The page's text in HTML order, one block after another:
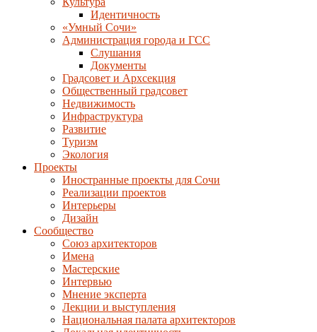
Идентичность
«Умный Сочи»
Администрация города и ГСС
Слушания
Документы
Градсовет и Архсекция
Общественный градсовет
Недвижимость
Инфраструктура
Развитие
Туризм
Экология
Проекты
Иностранные проекты для Сочи
Реализации проектов
Интерьеры
Дизайн
Сообщество
Союз архитекторов
Имена
Мастерские
Интервью
Мнение эксперта
Лекции и выступления
Национальная палата архитекторов